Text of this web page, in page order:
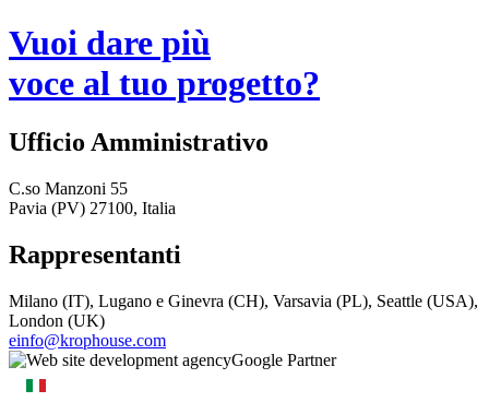
Vuoi dare più
voce al tuo progetto?
Ufficio Amministrativo
C.so Manzoni 55
Pavia (PV) 27100, Italia
Rappresentanti
Milano (IT), Lugano e Ginevra (CH), Varsavia (PL), Seattle (USA),
London (UK)
einfo@krophouse.com